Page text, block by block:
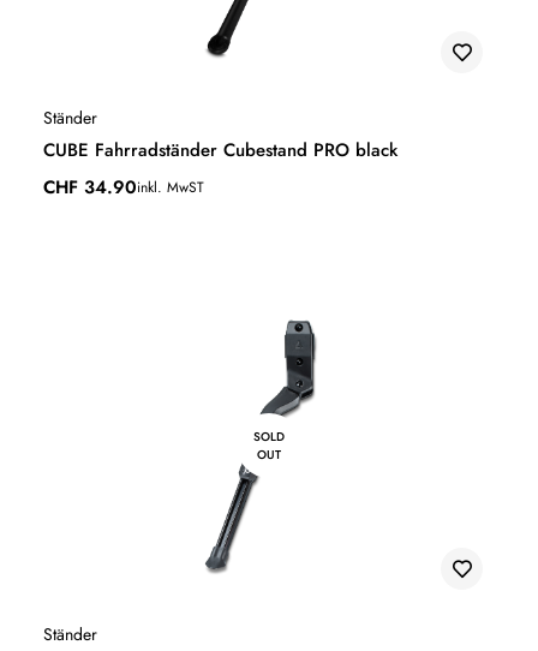
Ständer
CUBE Fahrradständer Cubestand PRO black
CHF 34.90inkl. MwST
SOLD
OUT
Ständer